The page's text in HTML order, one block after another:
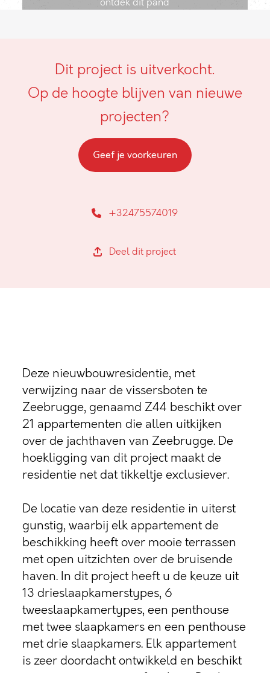
Dit project is uitverkocht.
Op de hoogte blijven van nieuwe
projecten?
Geef je voorkeuren
+32475574019
Deel dit project
Deze nieuwbouwresidentie, met
verwijzing naar de vissersboten te
Zeebrugge, genaamd Z44 beschikt over
21 appartementen die allen uitkijken
over de jachthaven van Zeebrugge. De
hoekligging van dit project maakt de
residentie net dat tikkeltje exclusiever.
De locatie van deze residentie in uiterst
gunstig, waarbij elk appartement de
beschikking heeft over mooie terrassen
met open uitzichten over de bruisende
haven. In dit project heeft u de keuze uit
13 drieslaapkamerstypes, 6
tweeslaapkamertypes, een penthouse
met twee slaapkamers en een penthouse
met drie slaapkamers. Elk appartement
is zeer doordacht ontwikkeld en beschikt